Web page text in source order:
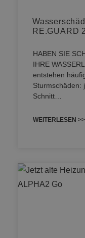
RE.GUARD
HABEN SIE
IHRE
entstehen
Sturmschäden:
Schnitt…
WEITERLESEN >>